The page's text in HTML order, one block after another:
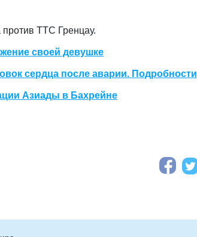
TTC Гренцау.
своей девушке
сердца после аварии. Подробности
Азиады в Бахрейне